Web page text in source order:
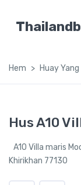
Hem Huay Yang
Hus A10
A10 Villa maris
Khirikhan 77130